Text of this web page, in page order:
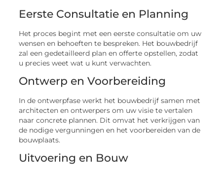
Eerste Consultatie en Planning
Het proces begint met een eerste consultatie om uw
wensen en behoeften te bespreken. Het bouwbedrijf
zal een gedetailleerd plan en offerte opstellen, zodat
u precies weet wat u kunt verwachten.
Ontwerp en Voorbereiding
In de ontwerpfase werkt het bouwbedrijf samen met
architecten en ontwerpers om uw visie te vertalen
naar concrete plannen. Dit omvat het verkrijgen van
de nodige vergunningen en het voorbereiden van de
bouwplaats.
Uitvoering en Bouw